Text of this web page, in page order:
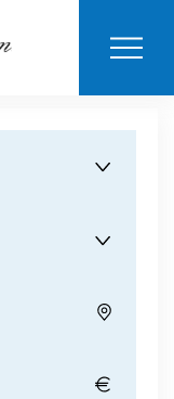
ESTIMER MON